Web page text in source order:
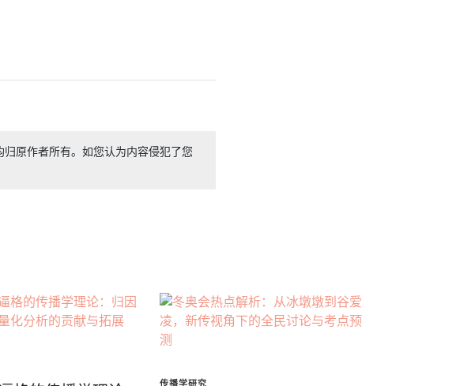
原作者所有。如您认为内容侵犯了您
传播学研究